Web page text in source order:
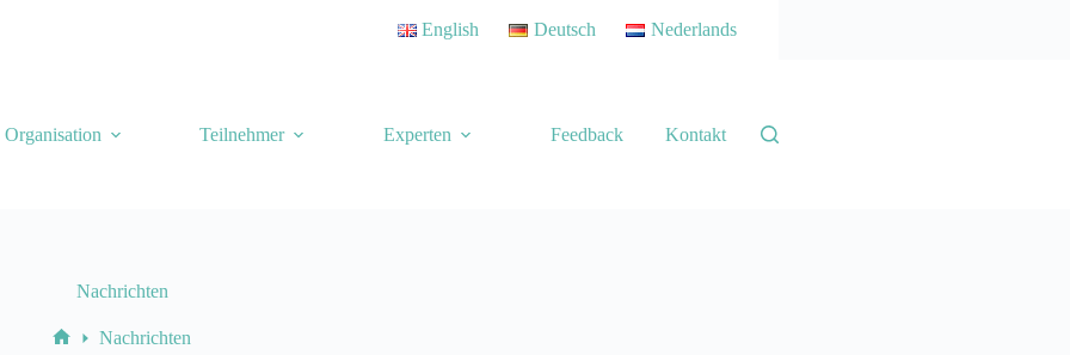
English Deutsch Nederlands
Organisation Teilnehmer Experten Feedback Kontakt
Nachrichten
Nachrichten